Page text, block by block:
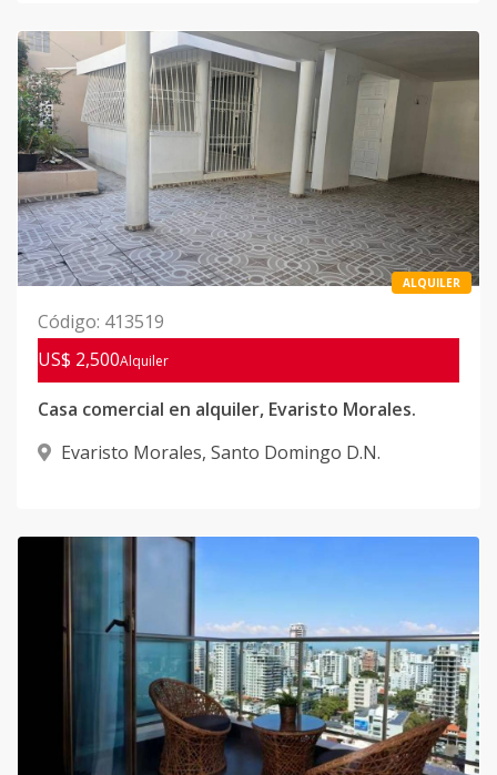
ALQUILER
Código: 413519
US$ 2,500Alquiler
Casa comercial en alquiler, Evaristo Morales.
Evaristo Morales, Santo Domingo D.N.